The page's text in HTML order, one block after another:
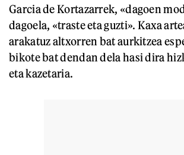
Garcia de Kortazarrek, «dagoen
dagoela, «traste eta guzti». Kaxa
arakatuz altxorren bat aurkitzea
bikote bat dendan dela hasi dira
eta kazetaria.